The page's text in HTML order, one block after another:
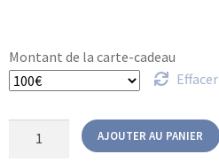
Montant de la carte-cadeau
Effacer
AJOUTER AU PANIER